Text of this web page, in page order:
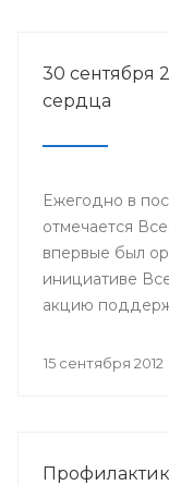
30 сентября
сердца
Ежегодно в
отмечается
впервые был
инициативе
акцию
организации.
15 сентября 2012